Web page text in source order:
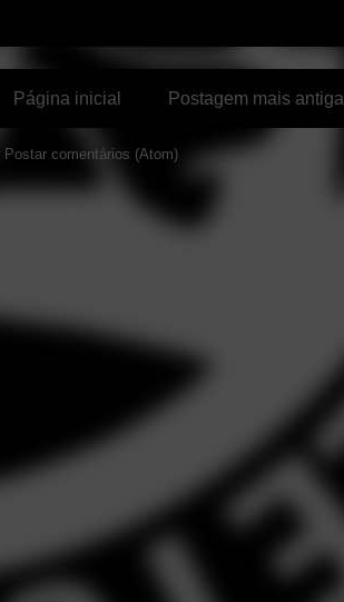
Postagem mais antiga
Página inicial
Postar comentários (Atom)